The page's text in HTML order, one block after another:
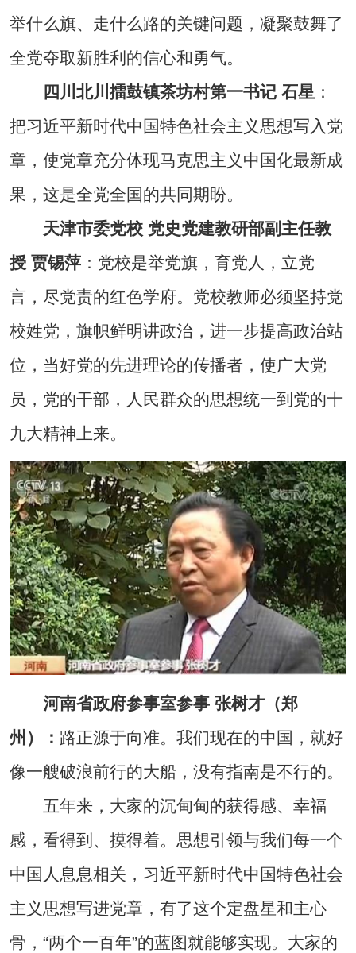
举什么旗、走什么路的关键问题，凝聚鼓舞了
全党夺取新胜利的信心和勇气。
四川北川擂鼓镇茶坊村第一书记 石星 ：
把习近平新时代中国特色社会主义思想写入党
章，使党章充分体现马克思主义中国化最新成
果，这是全党全国的共同期盼。
天津市委党校 党史党建教研部副主任教
授 贾锡萍：党校是举党旗，育党人，立党
言，尽党责的红色学府。党校教师必须坚持党
校姓党，旗帜鲜明讲政治，进一步提高政治站
位，当好党的先进理论的传播者，使广大党
员，党的干部，人民群众的思想统一到党的十
九大精神上来。
河南省政府参事室参事 张树才（郑
州）： 路正源于向准。我们现在的中国，就好
像一艘破浪前行的大船，没有指南是不行的。
五年来，大家的沉甸甸的获得感、幸福
感，看得到、摸得着。思想引领与我们每一个
中国人息息相关，习近平新时代中国特色社会
主义思想写进党章，有了这个定盘星和主心
骨，“两个一百年”的蓝图就能够实现。大家的